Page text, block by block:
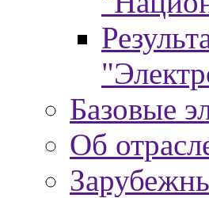
Базовые
Об